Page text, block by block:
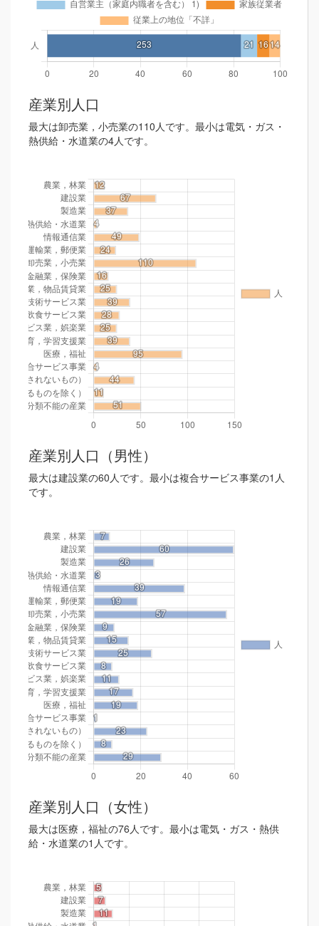
産業別人口
最大は卸売業，小売業の110人です。最小は電気・ガス・
熱供給・水道業の4人です。
産業別人口（男性）
最大は建設業の60人です。最小は複合サービス事業の1人
です。
産業別人口（女性）
最大は医療，福祉の76人です。最小は電気・ガス・熱供
給・水道業の1人です。